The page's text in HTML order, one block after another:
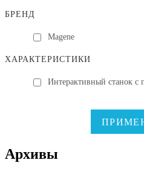
БРЕНД
Magene
ХАРАКТЕРИСТИКИ
Интерактивный станок
Архивы